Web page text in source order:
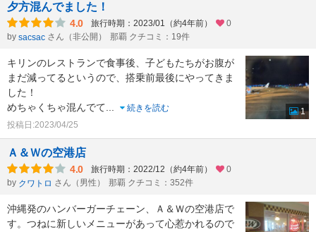
夕方混んでました！
4.0 旅行時期：2023/01（約4年前）
0
by sacsac さん（非公開） 那覇 クチコミ：19件
キリンのレストランで食事後、子どもたちがお腹が
まだ減ってるというので、搭乗前最後にやってきま
した！
めちゃくちゃ混んでて
続きを読む
投稿日:2023/04/25
1
Ａ＆Ｗの空港店
4.0 旅行時期：2022/12（約4年前）
0
by クワトロ さん（男性） 那覇 クチコミ：352件
沖縄発のハンバーガーチェーン、Ａ＆Ｗの空港店で
す。つねに新しいメニューがあって心惹かれるので